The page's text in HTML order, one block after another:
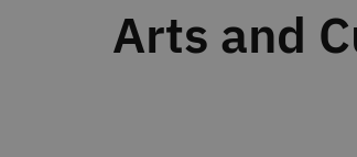
Arts and